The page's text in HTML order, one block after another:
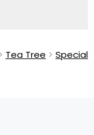
Tea Tree Special